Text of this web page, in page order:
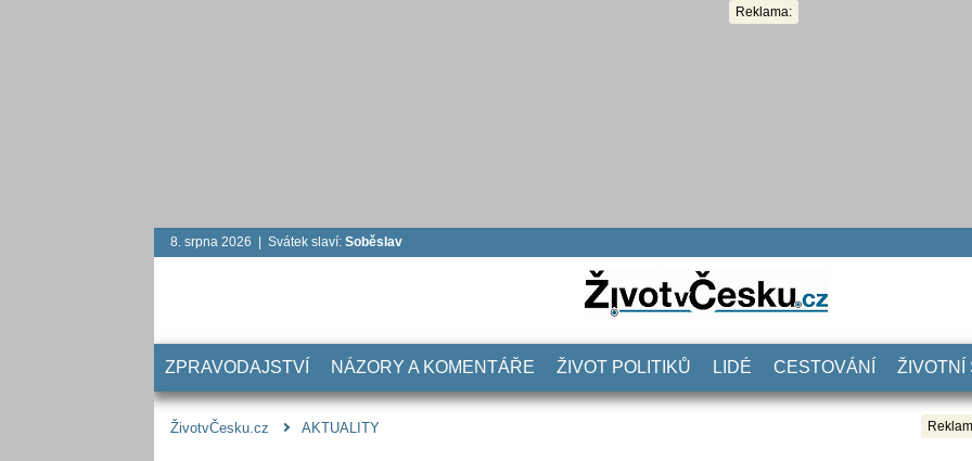
Reklama:
8. srpna 2026 | Svátek slaví: Soběslav
ZPRAVODAJSTVÍ NÁZORY A KOMENTÁŘE ŽIVOT POLITIKŮ LIDÉ CESTOVÁNÍ ŽIVOTNÍ
ŽivotvČesku.cz AKTUALITY